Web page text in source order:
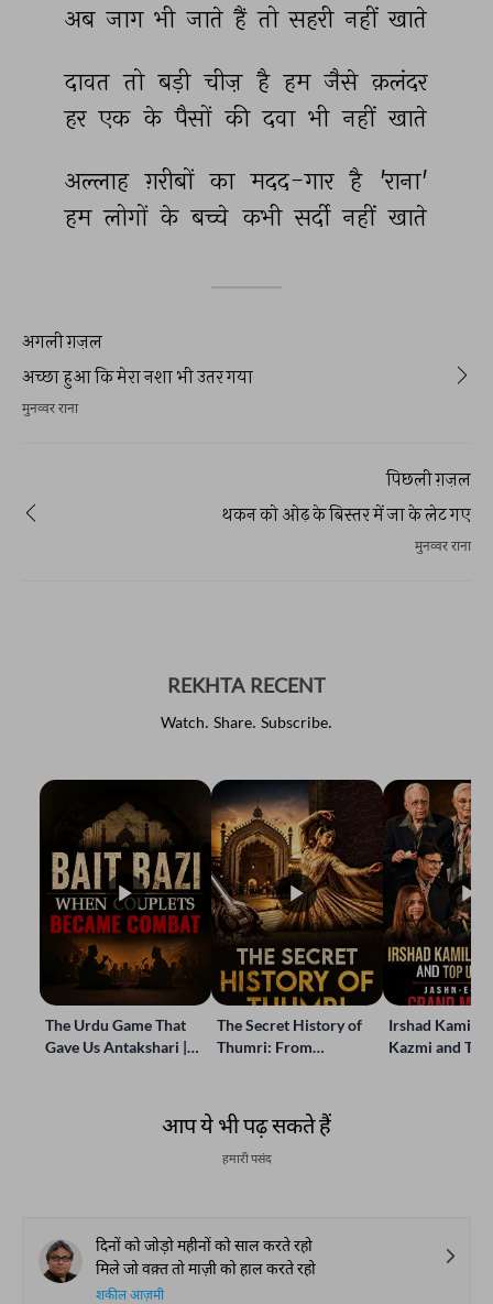
अब जाग भी जाते हैं तो सहरी नहीं खाते
दावत तो बड़ी चीज़ है हम जैसे क़लंदर
हर एक के पैसों की दवा भी नहीं खाते
अल्लाह ग़रीबों का मदद-गार है 'राना'
हम लोगों के बच्चे कभी सर्दी नहीं खाते
अगली ग़ज़ल
अच्छा हुआ कि मेरा नशा भी उतर गया
मुनव्वर राना
पिछली ग़ज़ल
थकन को ओढ़ के बिस्तर में जा के लेट गए
मुनव्वर राना
REKHTA RECENT
Watch. Share. Subscribe.
The Urdu Game That
Gave Us Antakshari |
The Secret History of
Thumri: From
Irshad Kamil,
Kazmi and
आप ये भी पढ़ सकते हैं
हमारी पसंद
दिनों को जोड़ो महीनों को साल करते रहो
मिले जो वक़्त तो माज़ी को हाल करते रहो
शकील आज़मी